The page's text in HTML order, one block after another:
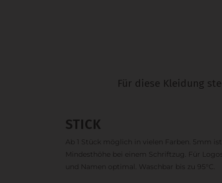
Für diese Kleidung
STICK
Ab 1 Stück möglich in vielen Farben. 5mm ist
Mindesthöhe bei einem Schriftzug. Für
und Namen optimal. Waschbar bis zu 95°C.